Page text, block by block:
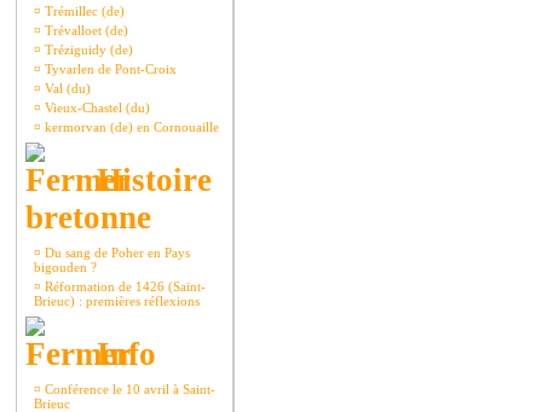
¤ Trémillec (de)
¤ Trévalloet (de)
¤ Tréziguidy (de)
¤ Tyvarlen de Pont-Croix
¤ Val (du)
¤ Vieux-Chastel (du)
¤ kermorvan (de) en Cornouaille
Histoire
bretonne
¤ Du sang de Poher en Pays
bigouden ?
¤ Réformation de 1426 (Saint-
Brieuc) : premières réflexions
Info
¤ Conférence le 10 avril à Saint-
Brieuc